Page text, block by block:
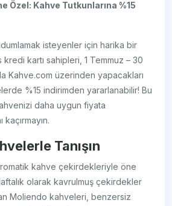
Özel: Kahve Tutkunlarına %15
isteyenler için harika bir
kartı sahipleri, 1 Temmuz – 30
Kahve.com üzerinden yapacakları
%15 indirimden yararlanabilir! Bu
daha uygun fiyata
kaçırmayın.
Tanışın
kahve çekirdekleriyle öne
olarak kavrulmuş çekirdekler
Moliendo kahveleri, benzersiz